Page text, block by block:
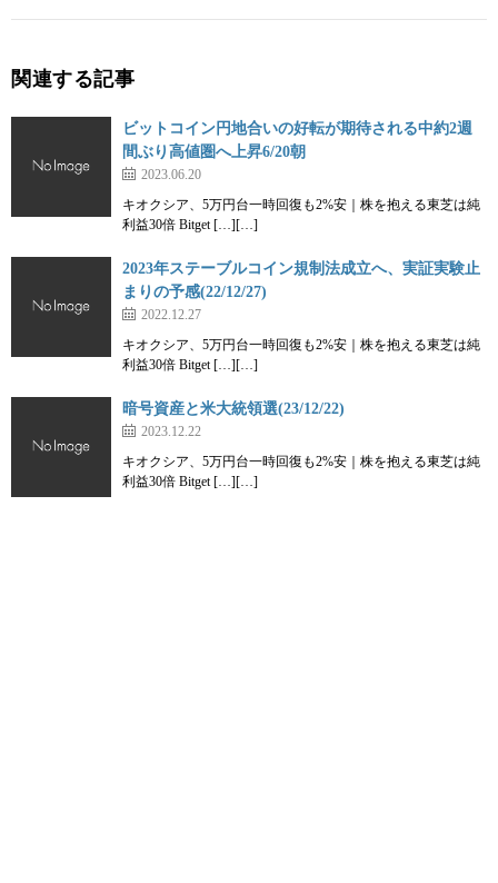
関連する記事
ビットコイン円地合いの好転が期待される中約2週
間ぶり高値圏へ上昇6/20朝
2023.06.20
キオクシア、5万円台一時回復も2%安｜株を抱える東芝は純
利益30倍 Bitget […][…]
2023年ステーブルコイン規制法成立へ、実証実験止
まりの予感(22/12/27)
2022.12.27
キオクシア、5万円台一時回復も2%安｜株を抱える東芝は純
利益30倍 Bitget […][…]
暗号資産と米大統領選(23/12/22)
2023.12.22
キオクシア、5万円台一時回復も2%安｜株を抱える東芝は純
利益30倍 Bitget […][…]